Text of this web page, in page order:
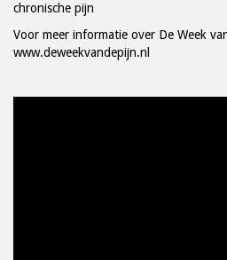
chronische pijn
Voor meer informatie over De Week
www.deweekvandepijn.nl